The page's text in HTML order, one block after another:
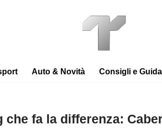
Auto & Novità Consigli e Guida
fa la differenza: